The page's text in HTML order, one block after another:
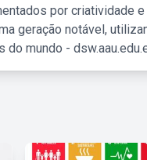
por criatividade e
geração notável,
mundo -